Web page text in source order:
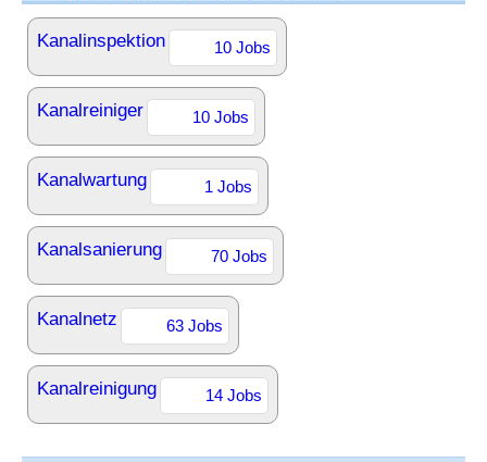
Kanalinspektion 10 Jobs
Kanalreiniger 10 Jobs
Kanalwartung 1 Jobs
Kanalsanierung 70 Jobs
Kanalnetz 63 Jobs
Kanalreinigung 14 Jobs